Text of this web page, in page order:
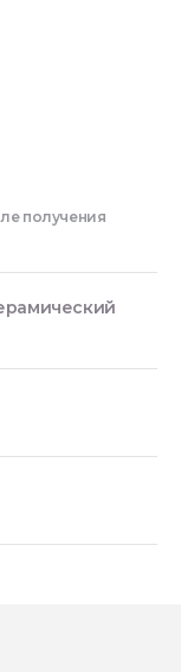
получения